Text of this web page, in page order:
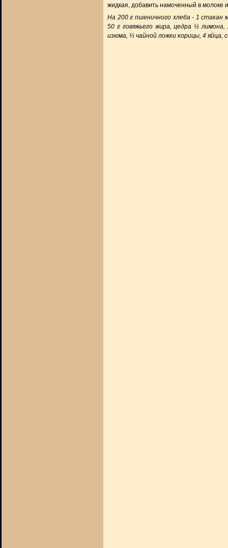
жидкая, добавить намоченный в молоке
На 200 г пшеничного хлеба - 1 стакан
50 г говяжьего жира, цедра ½
изюма, ⅓ чайной ложки корицы, 4 яйца,